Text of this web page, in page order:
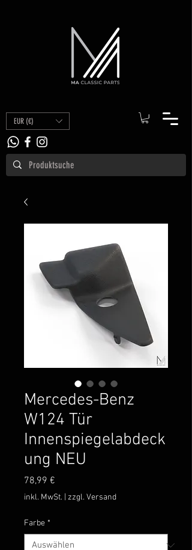
EUR (€)
Mercedes-Benz
W124 Tür
Innenspiegelabdeck
ung NEU
78,99 €
inkl. MwSt. zzgl. Versand
Farbe *